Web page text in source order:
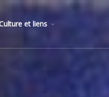
et liens